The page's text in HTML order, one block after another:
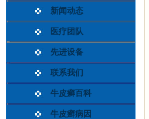
新闻动态
医疗团队
先进设备
联系我们
牛皮癣百科
牛皮癣病因